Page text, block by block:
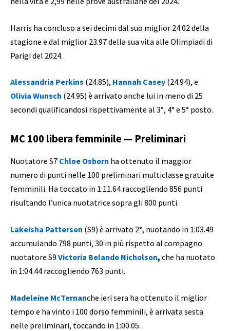
Harris ha concluso a sei decimi dal suo miglior 24.02 della
stagione e dal miglior 23.97 della sua vita alle Olimpiadi di
Parigi del 2024.
Alessandria Perkins (24.85), Hannah Casey (24.94), e
Olivia Wunsch (24.95) è arrivato anche lui in meno di 25
secondi qualificandosi rispettivamente al 3°, 4° e 5° posto.
MC 100 libera femminile — Preliminari
Nuotatore S7 Chloe Osborn ha ottenuto il maggior
numero di punti nelle 100 preliminari multiclasse gratuite
femminili. Ha toccato in 1:11.64 raccogliendo 856 punti
risultando l’unica nuotatrice sopra gli 800 punti.
Lakeisha Patterson (S9) è arrivato 2°, nuotando in 1:03.49
accumulando 798 punti, 30 in più rispetto al compagno
nuotatore S9 Victoria Belando Nicholson, che ha nuotato
in 1:04.44 raccogliendo 763 punti.
Madeleine McTernanche ieri sera ha ottenuto il miglior
tempo e ha vinto i 100 dorso femminili, è arrivata sesta
nelle preliminari, toccando in 1:00.05.